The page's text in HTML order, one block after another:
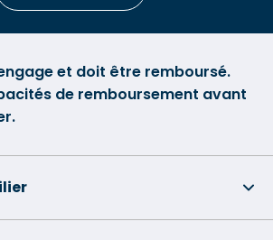
et doit être remboursé.
de remboursement avant